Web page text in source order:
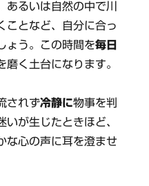
あるいは自然の中で川
ことなど、自分に合っ
ょう。この時間を毎日
磨く土台になります。
されず冷静に物事を判
いが生じたときほど、
な心の声に耳を澄ませ